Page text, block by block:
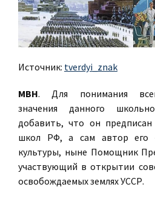
Источник: tverdyi_znak
МВН. Для понимания
значения данного
добавить, что он
школ РФ, а сам автор его
культуры, ныне Помощник
участвующий в открытии
освобождаемых землях УССР.